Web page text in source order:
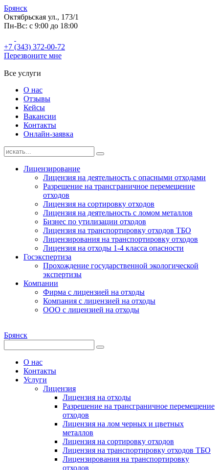
Брянск
Октябрьская ул., 173/1
Пн-Вс: с 9:00 до 18:00
+7 (343) 372-00-72
Перезвоните мне
Все услуги
О нас
Отзывы
Кейсы
Вакансии
Контакты
Онлайн-заявка
Лицензирование
Лицензия на деятельность с опасными отходами
Разрешение на трансграничное перемещение
отходов
Лицензия на сортировку отходов
Лицензия на деятельность с ломом металлов
Бизнес по утилизации отходов
Лицензия на транспортировку отходов ТБО
Лицензирования на транспортировку отходов
Лицензия на отходы 1-4 класса опасности
Госэкспертиза
Прохождение государственной экологической
экспертизы
Компании
Фирма с лицензией на отходы
Компания с лицензией на отходы
ООО с лицензией на отходы
Брянск
О нас
Контакты
Услуги
Лицензия
Лицензия на отходы
Разрешение на трансграничное перемещение
отходов
Лицензия на лом черных и цветных
металлов
Лицензия на сортировку отходов
Лицензия на транспортировку отходов ТБО
Лицензирования на транспортировку
отходов